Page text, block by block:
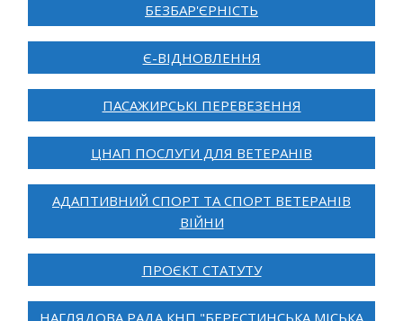
БЕЗБАР'ЄРНІСТЬ
Є-ВІДНОВЛЕННЯ
ПАСАЖИРСЬКІ ПЕРЕВЕЗЕННЯ
ЦНАП ПОСЛУГИ ДЛЯ ВЕТЕРАНІВ
АДАПТИВНИЙ СПОРТ ТА СПОРТ ВЕТЕРАНІВ
ВІЙНИ
ПРОЄКТ СТАТУТУ